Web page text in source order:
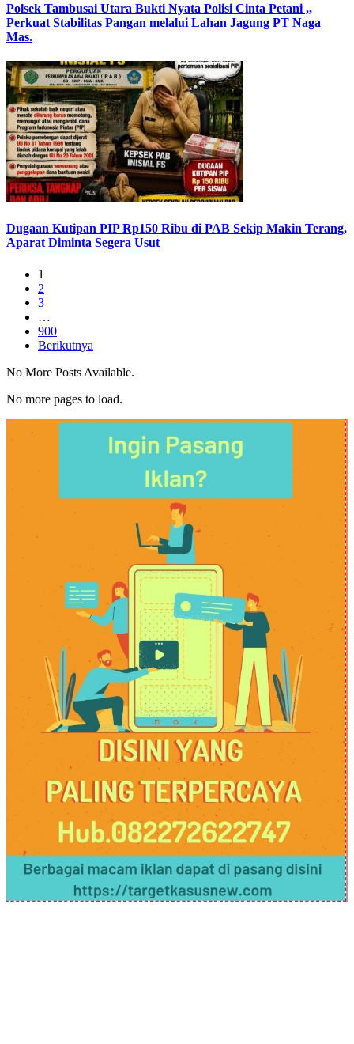
Polsek Tambusai Utara Bukti Nyata Polisi Cinta Petani ,,
Perkuat Stabilitas Pangan melalui Lahan Jagung PT Naga
Mas.
Dugaan Kutipan PIP Rp150 Ribu di PAB Sekip Makin Terang,
Aparat Diminta Segera Usut
1
2
3
…
900
Berikutnya
No More Posts Available.
No more pages to load.